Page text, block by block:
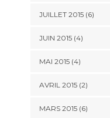
JUILLET 2015(6)
JUIN 2015(4)
MAI 2015(4)
AVRIL 2015(2)
MARS 2015(6)